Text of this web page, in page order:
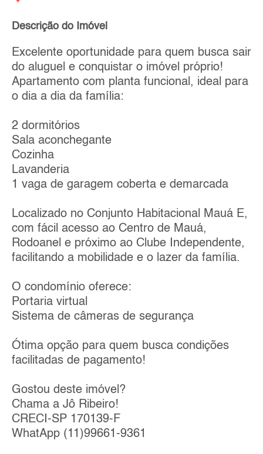
Descrição do Imóvel
Excelente oportunidade para quem busca sair
do aluguel e conquistar o imóvel próprio!
Apartamento com planta funcional, ideal para
o dia a dia da família:
2 dormitórios
Sala aconchegante
Cozinha
Lavanderia
1 vaga de garagem coberta e demarcada
Localizado no Conjunto Habitacional Mauá E,
com fácil acesso ao Centro de Mauá,
Rodoanel e próximo ao Clube Independente,
facilitando a mobilidade e o lazer da família.
O condomínio oferece:
Portaria virtual
Sistema de câmeras de segurança
Ótima opção para quem busca condições
facilitadas de pagamento!
Gostou deste imóvel?
Chama a Jô Ribeiro!
CRECI-SP 170139-F
WhatApp (11)99661-9361